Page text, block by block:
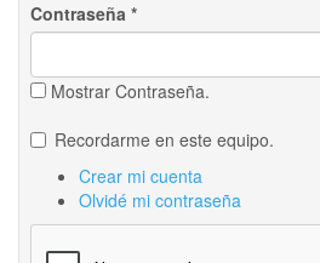
Contraseña *
Mostrar Contraseña.
Recordarme en este equipo.
Crear mi cuenta
Olvidé mi contraseña